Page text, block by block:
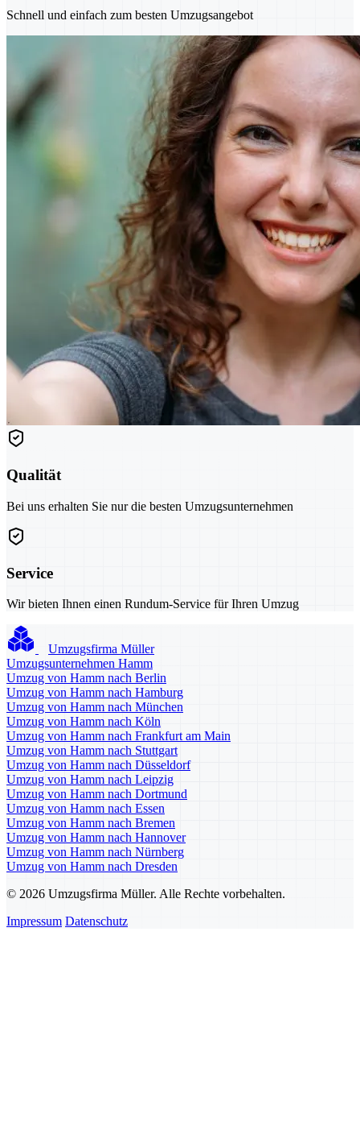
Schnell und einfach zum besten Umzugsangebot
Qualität
Bei uns erhalten Sie nur die besten Umzugsunternehmen
Service
Wir bieten Ihnen einen Rundum-Service für Ihren Umzug
Umzugsfirma Müller
Umzugsunternehmen Hamm
Umzug von Hamm nach Berlin
Umzug von Hamm nach Hamburg
Umzug von Hamm nach München
Umzug von Hamm nach Köln
Umzug von Hamm nach Frankfurt am Main
Umzug von Hamm nach Stuttgart
Umzug von Hamm nach Düsseldorf
Umzug von Hamm nach Leipzig
Umzug von Hamm nach Dortmund
Umzug von Hamm nach Essen
Umzug von Hamm nach Bremen
Umzug von Hamm nach Hannover
Umzug von Hamm nach Nürnberg
Umzug von Hamm nach Dresden
© 2026 Umzugsfirma Müller. Alle Rechte vorbehalten.
Impressum Datenschutz